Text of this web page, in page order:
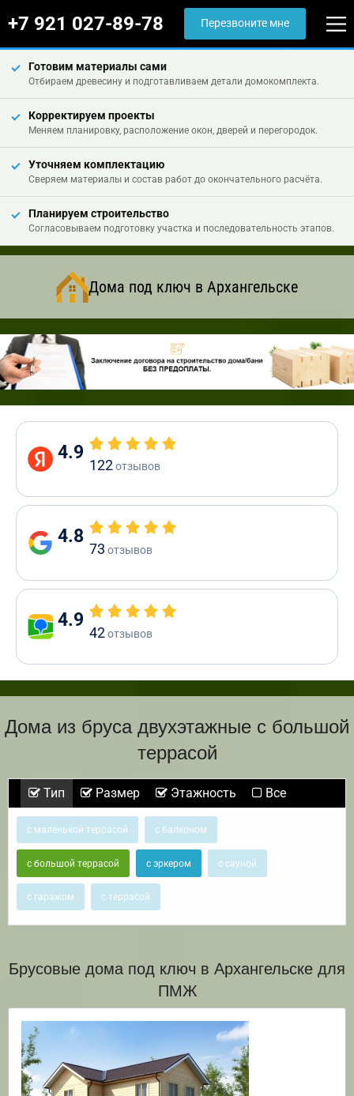
+7 921 027-89-78 Перезвоните мне
Готовим материалы сами
Отбираем древесину и подготавливаем детали домокомплекта.
Корректируем проекты
Меняем планировку, расположение окон, дверей и перегородок.
Уточняем комплектацию
Сверяем материалы и состав работ до окончательного расчёта.
Планируем строительство
Согласовываем подготовку участка и последовательность этапов.
Дома под ключ в Архангельске
4.9
122отзывов
4.8
73 отзывов
4.9
42отзывов
Дома из бруса двухэтажные с большой
террасой
Тип Размер Этажность Все
с маленькой террасой с балконом
с большой террасой с эркером с сауной
с гаражом с террасой
Брусовые дома под ключ в Архангельске для
ПМЖ